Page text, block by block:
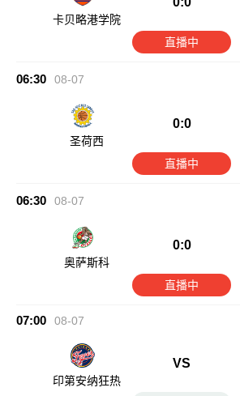
卡贝略港学院
直播中
06:30 08-07
圣荷西
0:0
直播中
06:30 08-07
奥萨斯科
0:0
直播中
07:00 08-07
印第安纳狂热
VS